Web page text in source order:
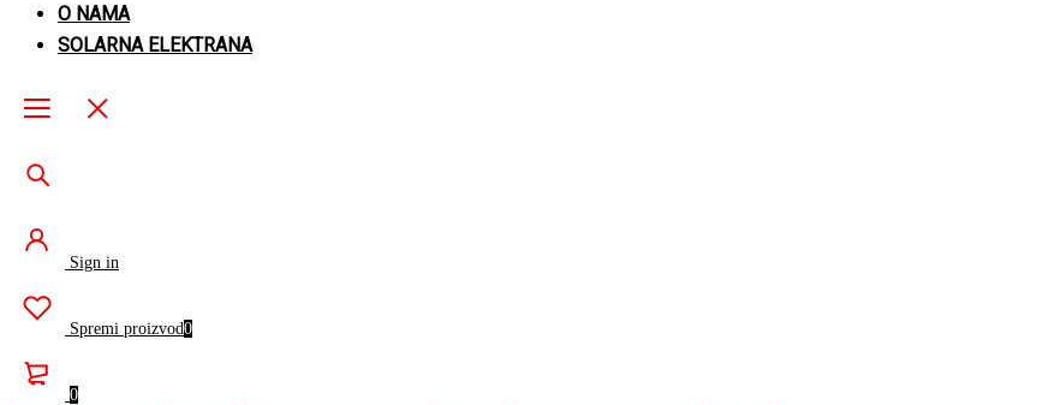
O NAMA
SOLARNA ELEKTRANA
Sign in
Spremi proizvod0
0